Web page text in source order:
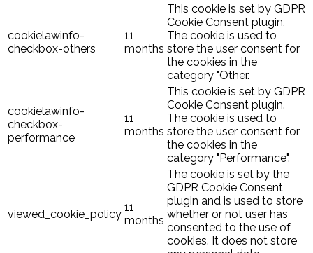
cookielawinfo-
checkbox-others
11
months
This cookie is set by GDPR
Cookie Consent plugin.
The cookie is used to
store the user consent for
the cookies in the
category "Other.
cookielawinfo-
checkbox-
performance
11
months
This cookie is set by GDPR
Cookie Consent plugin.
The cookie is used to
store the user consent for
the cookies in the
category "Performance".
viewed_cookie_policy
11
months
The cookie is set by the
GDPR Cookie Consent
plugin and is used to store
whether or not user has
consented to the use of
cookies. It does not store